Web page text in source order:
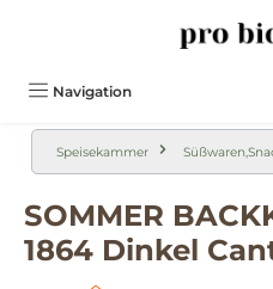
Navigation
Speisekammer
SOMMER
1864 Dinkel